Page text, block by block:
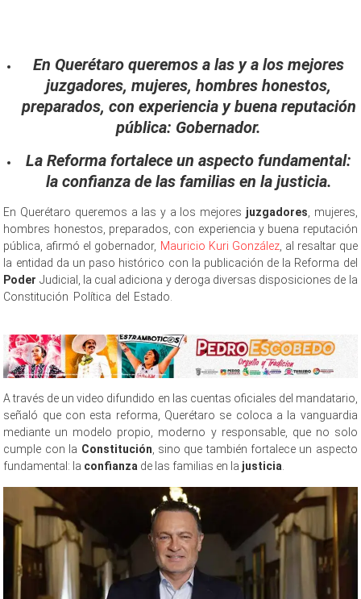
En Querétaro queremos a las y a los mejores
juzgadores, mujeres, hombres honestos,
preparados, con experiencia y buena reputación
pública: Gobernador.
La Reforma fortalece un aspecto fundamental:
la confianza de las familias en la justicia.
En Querétaro queremos a las y a los mejores juzgadores , mujeres,
hombres honestos, preparados, con experiencia y buena reputación
pública, afirmó el gobernador, Mauricio Kuri González, al resaltar que
la entidad da un paso histórico con la publicación de la Reforma del
Poder Judicial, la cual adiciona y deroga diversas disposiciones de la
Constitución Política del Estado.
A través de un video difundido en las cuentas oficiales del mandatario,
señaló que con esta reforma, Querétaro se coloca a la vanguardia
mediante un modelo propio, moderno y responsable, que no solo
cumple con la Constitución, sino que también fortalece un aspecto
fundamental: la confianza de las familias en la justicia.